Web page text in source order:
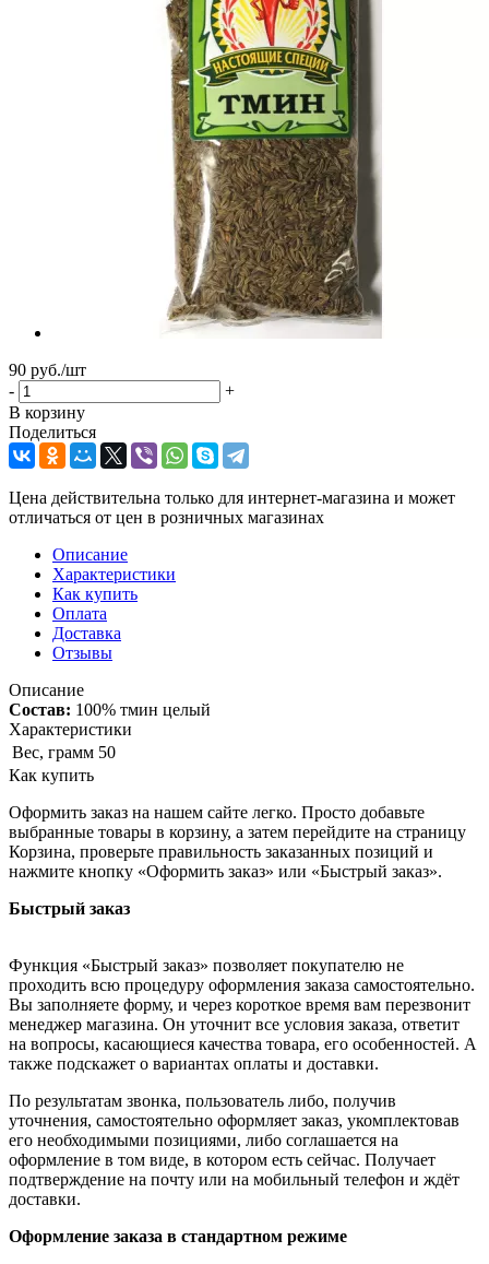
90 руб./шт
-
+
В корзину
Поделиться
Цена действительна только для интернет-магазина и может
отличаться от цен в розничных магазинах
Описание
Характеристики
Как купить
Оплата
Доставка
Отзывы
Описание
Состав: 100% тмин целый
Характеристики
Вес, грамм 50
Как купить
Оформить заказ на нашем сайте легко. Просто добавьте
выбранные товары в корзину, а затем перейдите на страницу
Корзина, проверьте правильность заказанных позиций и
нажмите кнопку «Оформить заказ» или «Быстрый заказ».
Быстрый заказ
Функция «Быстрый заказ» позволяет покупателю не
проходить всю процедуру оформления заказа самостоятельно.
Вы заполняете форму, и через короткое время вам перезвонит
менеджер магазина. Он уточнит все условия заказа, ответит
на вопросы, касающиеся качества товара, его особенностей. А
также подскажет о вариантах оплаты и доставки.
По результатам звонка, пользователь либо, получив
уточнения, самостоятельно оформляет заказ, укомплектовав
его необходимыми позициями, либо соглашается на
оформление в том виде, в котором есть сейчас. Получает
подтверждение на почту или на мобильный телефон и ждёт
доставки.
Оформление заказа в стандартном режиме